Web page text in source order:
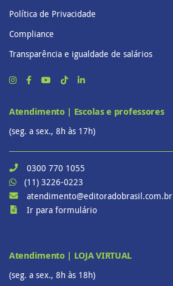
Política de Privacidade
Compliance
Transparência e igualdade de salários
Atendimento | Escolas e professores
(seg. a sex., 8h às 17h)
0300 770 1055
(11) 3226-0223
atendimento@editoradobrasil.com.br
Ir para formulário
Atendimento | LOJA VIRTUAL
(seg. a sex., 8h às 18h)